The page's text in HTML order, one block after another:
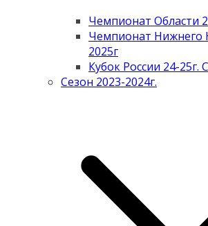
Чемпионат Области
Чемпионат Нижнего
2025г
Кубок России 24-25г.
Сезон 2023-2024г.